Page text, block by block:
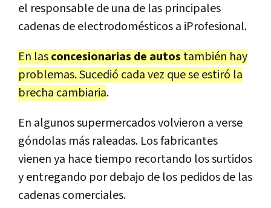
el responsable de una de las principales
cadenas de electrodomésticos a iProfesional.
En lasconcesionarias de autos también hay
problemas. Sucedió cada vez que se estiró la
brecha cambiaria.
En algunos supermercados volvieron a verse
góndolas más raleadas. Los fabricantes
vienen ya hace tiempo recortando los surtidos
y entregando por debajo de los pedidos de las
cadenas comerciales.